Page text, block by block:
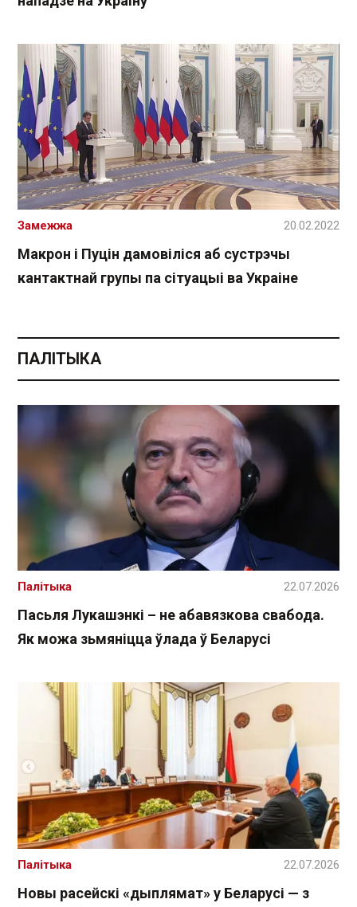
Макрон і Пуцін дамовіліся аб сустрэчы
кантактнай групы па сітуацыі ва Украіне
Замежжа 20.02.2022
ПАЛІТЫКА
Пасьля Лукашэнкі – не абавязкова свабода.
Як можа зьмяніцца ўлада ў Беларусі
Палітыка 22.07.2026
Новы расейскі «дыплямат» у Беларусі — з
Палітыка 22.07.2026